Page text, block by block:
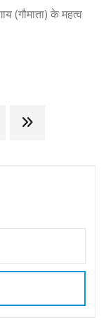
(गौमाता) के महत्व